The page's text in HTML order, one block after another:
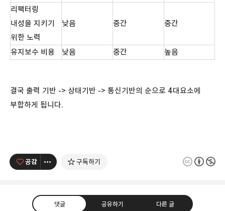
리팩터링
내성을 지키기
위한 노력
낮음 중간 중간
유지보수 비용 낮음 중간 높음
결국 출력 기반 -> 상태기반 -> 통신기반의 순으로 4대요소에
부합하게 됩니다.
공감 구독하기
댓글 공유하기 다른 글